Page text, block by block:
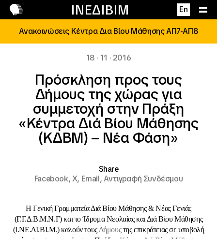
ΙΝΕΔΙΒΙΜ En
Επικοινωνία
Ανακοινώσεις Κέντρα Δια Βίου Μάθησης ΑΠ7-ΑΠ8
18 · 11 · 2016
Πρόσκληση προς τους
Δήμους της χώρας για
συμμετοχή στην Πράξη
«Κέντρα Διά Βίου Μάθησης
(ΚΔΒΜ) – Νέα Φάση»
Share
Facebook,X, Email,Αντιγραφή Συνδέσμου
Η Γενική Γραμματεία Διά Βίου Μάθησης & Νέας Γενιάς
(Γ.Γ.Δ.Β.Μ.Ν.Γ) και το Ίδρυμα Νεολαίας και Διά Βίου Μάθησης
(Ι.ΝΕ.ΔΙ.ΒΙ.Μ.) καλούν τους Δήμουςτης επικράτειας σε υποβολή